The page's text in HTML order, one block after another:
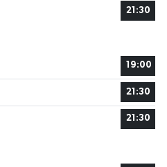
21:30
19:00
21:30
21:30